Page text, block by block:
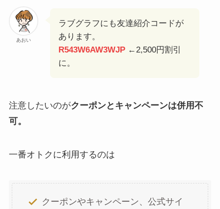
あおい
ラブグラフにも友達紹介コードが
あります。
R543W6AW3WJP←2,500円割引
に。
注意したいのがクーポンとキャンペーンは併用不
可。
一番オトクに利用するのは
クーポンやキャンペーン、公式サイ